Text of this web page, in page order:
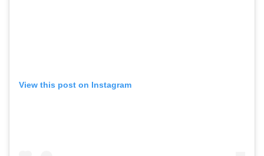
View this post on Instagram